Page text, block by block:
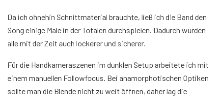
Da ich ohnehin Schnittmaterial brauchte, ließ ich die Band den
Song einige Male in der Totalen durchspielen. Dadurch wurden
alle mit der Zeit auch lockerer und sicherer.
Für die Handkameraszenen im dunklen Setup arbeitete ich mit
einem manuellen Followfocus. Bei anamorphotischen Optiken
sollte man die Blende nicht zu weit öffnen, daher lag die